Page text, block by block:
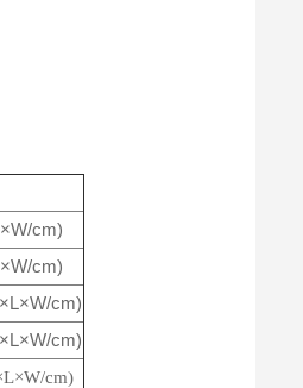
cm)
cm)
cm)
cm)
cm)